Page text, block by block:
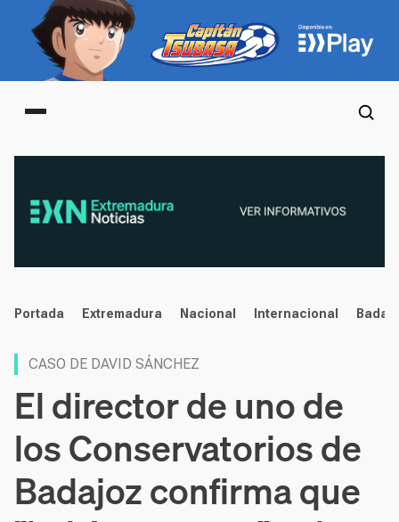
Main menu
noticias
Portada Extremadura Nacional Internacional
CASO DE DAVID SÁNCHEZ
El director de uno de
los Conservatorios de
Badajoz confirma que